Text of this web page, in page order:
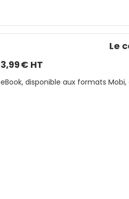
Le
eBook, disponible aux formats Mobi,
3,99€ HT